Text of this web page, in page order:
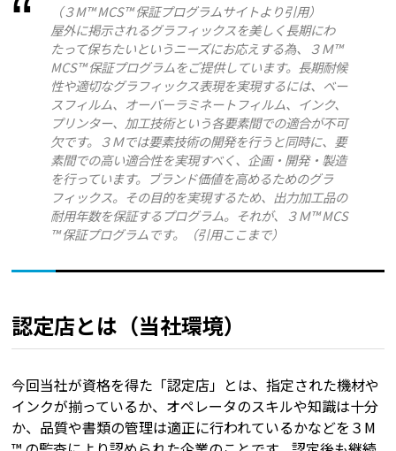
（３M™ MCS™ 保証プログラムサイトより引用）
屋外に掲示されるグラフィックスを美しく長期にわ
たって保ちたいというニーズにお応えする為、３Ｍ™
MCS™ 保証プログラムをご提供しています。長期耐候
性や適切なグラフィックス表現を実現するには、ベー
スフィルム、オーバーラミネートフィルム、インク、
プリンター、加工技術という各要素間での適合が不可
欠です。３Ｍでは要素技術の開発を行うと同時に、要
素間での高い適合性を実現すべく、企画・開発・製造
を行っています。ブランド価値を高めるためのグラ
フィックス。その目的を実現するため、出力加工品の
耐用年数を保証するプログラム。それが、３Ｍ™ MCS
™ 保証プログラムです。（引用ここまで）
認定店とは（当社環境）
今回当社が資格を得た「認定店」とは、指定された機材や
インクが揃っているか、オペレータのスキルや知識は十分
か、品質や書類の管理は適正に行われているかなどを３M